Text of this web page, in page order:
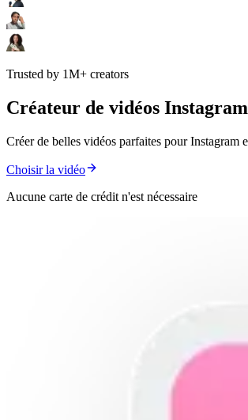
Trusted by 1M+ creators
Créateur de vidéos Instagram
Créer de belles vidéos parfaites pour Instagram
Choisir la vidéo
Aucune carte de crédit n'est nécessaire